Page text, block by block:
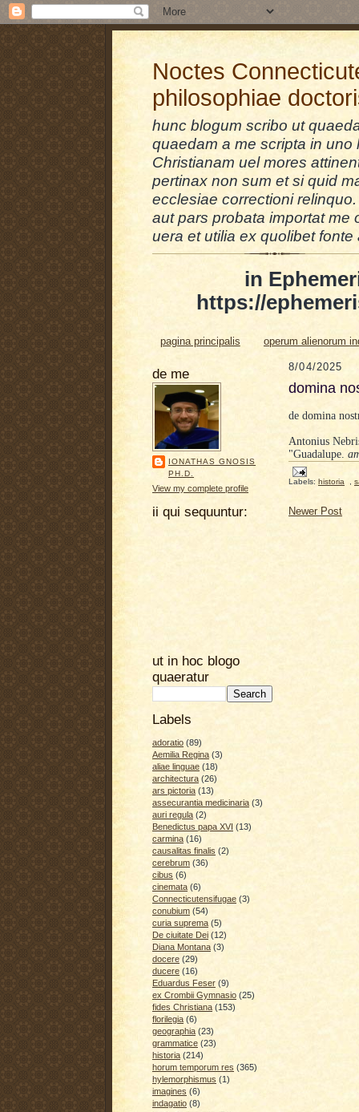
Noctes
philosophiae
hunc blogum scribo ut
quaedam a me scripta in
Christianam uel mores
pertinax non sum et si quid
ecclesiae correctioni
aut pars probata importat me
uera et utilia ex quolibet fonte
in
https://
pagina principalis operum alienorum
de me
IONATHAS GNOSIS
PH.D.
View my complete profile
ii qui sequuntur:
ut in hoc blogo
quaeratur
Labels
adoratio (89)
Aemilia Regina (3)
aliae linguae (18)
architectura (26)
ars pictoria (13)
assecurantia medicinaria (3)
auri regula (2)
Benedictus papa XVI (13)
carmina (16)
causalitas finalis (2)
cerebrum (36)
cibus (6)
cinemata (6)
Connecticutensifugae (3)
conubium (54)
curia suprema (5)
De ciuitate Dei (12)
Diana Montana (3)
docere (29)
ducere (16)
Eduardus Feser (9)
ex Crombii Gymnasio (25)
fides Christiana (153)
florilegia (6)
geographia (23)
grammatice (23)
historia (214)
horum temporum res (365)
hylemorphismus (1)
imagines (6)
indagatio (8)
8/04/2025
domina
de domina
Antonius
"Guadalupe.
Labels: historia
Newer Post